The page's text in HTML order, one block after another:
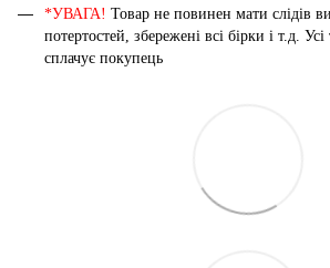
*УВАГА! Товар не повинен мати слідів
потертостей, збережені всі бірки і т.д.
сплачує покупець